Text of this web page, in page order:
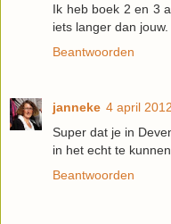
Ik heb boek 2 en 3
iets langer dan jouw.
Beantwoorden
janneke 4 april
Super dat je in
in het echt te kunnen
Beantwoorden